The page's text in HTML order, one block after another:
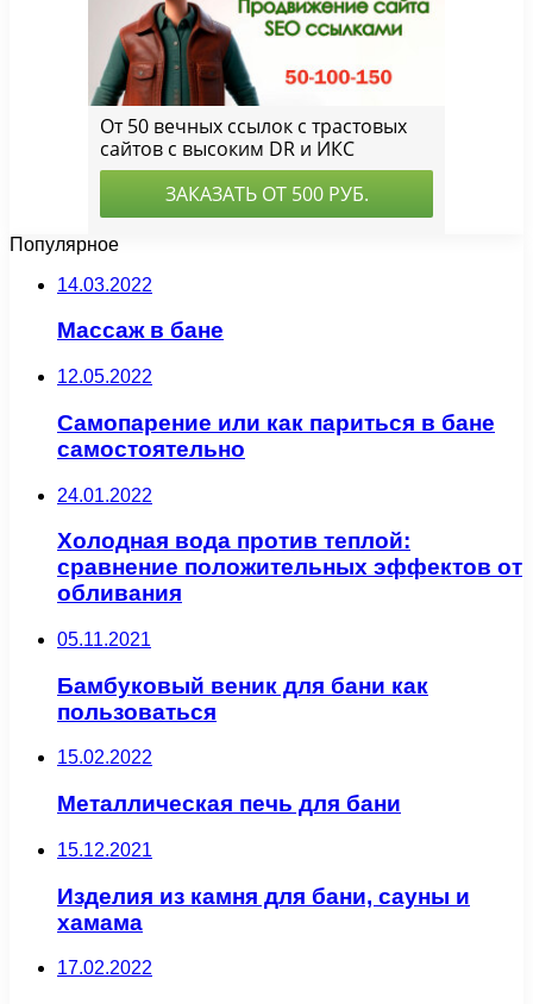
Популярное
14.03.2022
Массаж в бане
12.05.2022
Самопарение или как париться в бане
самостоятельно
24.01.2022
Холодная вода против теплой:
сравнение положительных эффектов от
обливания
05.11.2021
Бамбуковый веник для бани как
пользоваться
15.02.2022
Металлическая печь для бани
15.12.2021
Изделия из камня для бани, сауны и
хамама
17.02.2022